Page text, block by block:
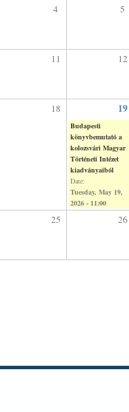
4 5
11 12
18 19
Budapesti
könyvbemutató a
kolozsvári Magyar
Történeti Intézet
kiadványaiból
Date:
Tuesday, May 19,
2026 - 11:00
25 26